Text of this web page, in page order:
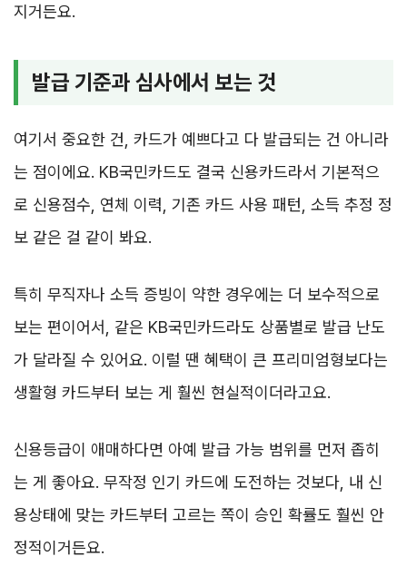
지거든요.
발급 기준과 심사에서 보는 것
여기서 중요한 건, 카드가 예쁘다고 다 발급되는 건 아니라
는 점이에요. KB국민카드도 결국 신용카드라서 기본적으
로 신용점수, 연체 이력, 기존 카드 사용 패턴, 소득 추정 정
보 같은 걸 같이 봐요.
특히 무직자나 소득 증빙이 약한 경우에는 더 보수적으로
보는 편이어서, 같은 KB국민카드라도 상품별로 발급 난도
가 달라질 수 있어요. 이럴 땐 혜택이 큰 프리미엄형보다는
생활형 카드부터 보는 게 훨씬 현실적이더라고요.
신용등급이 애매하다면 아예 발급 가능 범위를 먼저 좁히
는 게 좋아요. 무작정 인기 카드에 도전하는 것보다, 내 신
용상태에 맞는 카드부터 고르는 쪽이 승인 확률도 훨씬 안
정적이거든요.